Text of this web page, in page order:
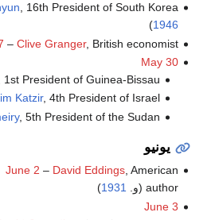
, 16th President of South Korea (و.
1946
)
– Clive Granger, British economist (و.
May 30
, 1st President of Guinea-Bissau (و.
Katzir, 4th President of Israel (و.
, 5th President of the Sudan (و.
يونيو
June 2 – David Eddings, American
author (و.
1931
)
June 3